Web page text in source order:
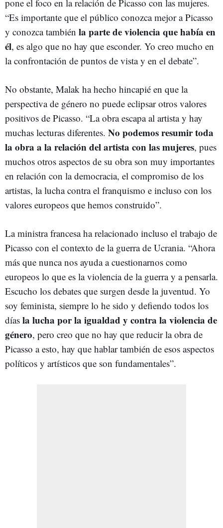
pone el foco en la relación de Picasso con las mujeres.
“Es importante que el público conozca mejor a Picasso
y conozca también la parte de violencia que había en
él, es algo que no hay que esconder. Yo creo mucho en
la confrontación de puntos de vista y en el debate”.
No obstante, Malak ha hecho hincapié en que la
perspectiva de género no puede eclipsar otros valores
positivos de Picasso. “La obra escapa al artista y hay
muchas lecturas diferentes. No podemos resumir toda
la obra a la relación del artista con las mujeres, pues
muchos otros aspectos de su obra son muy importantes
en relación con la democracia, el compromiso de los
artistas, la lucha contra el franquismo e incluso con los
valores europeos que hemos construido”.
La ministra francesa ha relacionado incluso el trabajo de
Picasso con el contexto de la guerra de Ucrania. “Ahora
más que nunca nos ayuda a cuestionarnos como
europeos lo que es la violencia de la guerra y a pensarla.
Escucho los debates que surgen desde la juventud. Yo
soy feminista, siempre lo he sido y defiendo todos los
días la lucha por la igualdad y contra la violencia de
género, pero creo que no hay que reducir la obra de
Picasso a esto, hay que hablar también de esos aspectos
políticos y artísticos que son fundamentales”.